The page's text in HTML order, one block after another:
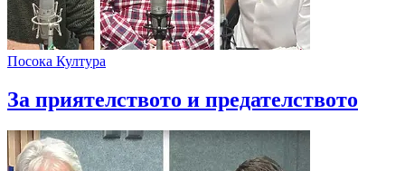
Посока Култура
За приятелството и предателството